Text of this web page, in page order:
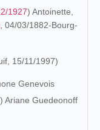
1927) Antoinette,
, 04/03/1882-Bourg-
15/11/1997)
Genevois
Ariane Guedeonoff